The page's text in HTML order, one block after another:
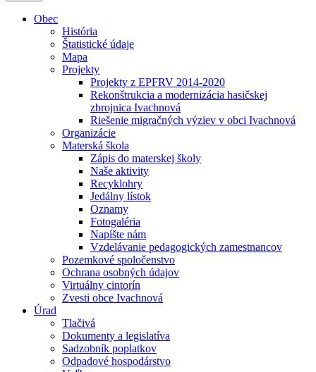
Obec
História
Štatistické údaje
Mapa
Projekty
Projekty z EPFRV 2014-2020
Rekonštrukcia a modernizácia hasičskej
zbrojnica Ivachnová
Riešenie migračných výziev v obci Ivachnová
Organizácie
Materská škola
Zápis do materskej školy
Naše aktivity
Recyklohry
Jedálny lístok
Oznamy
Fotogaléria
Napíšte nám
Vzdelávanie pedagogických zamestnancov
Pozemkové spoločenstvo
Ochrana osobných údajov
Virtuálny cintorín
Zvesti obce Ivachnová
Úrad
Tlačivá
Dokumenty a legislatíva
Sadzobník poplatkov
Odpadové hospodárstvo